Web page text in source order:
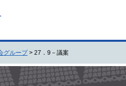
グループ > 27．9－議案